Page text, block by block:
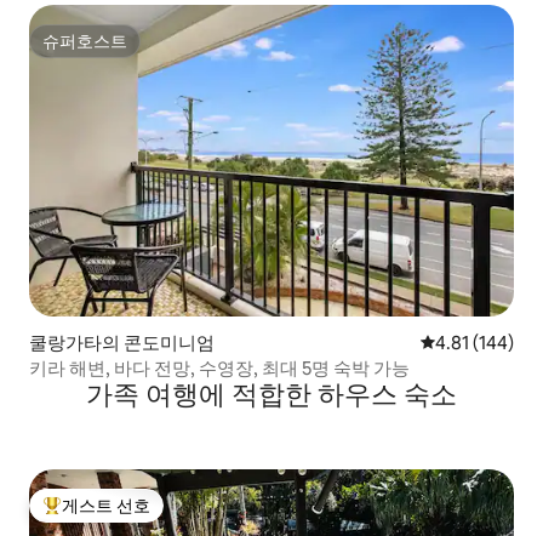
슈퍼호스트
슈퍼호스트
쿨랑가타의 콘도미니엄 평점 4.81점(5
4.81 (144)
키라 해변, 바다 전망, 수영장, 최대 5명 숙박 가능
가족 여행에 적합한 하우스 숙소
상위 게스트 선호
게스트 선호